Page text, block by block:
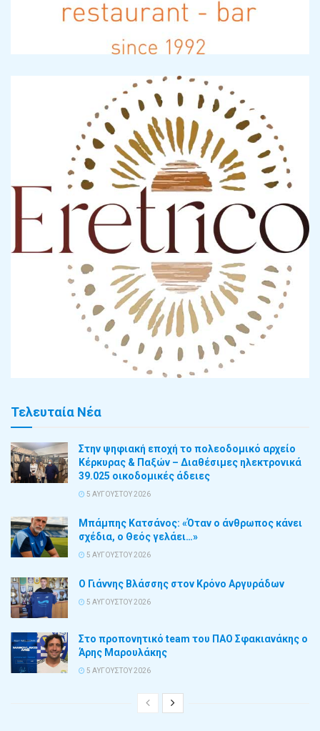
Τελευταία Νέα
Στην ψηφιακή εποχή το πολεοδομικό αρχείο
Κέρκυρας & Παξών – Διαθέσιμες ηλεκτρονικά
39.025 οικοδομικές άδειες
5 ΑΥΓΟΎΣΤΟΥ 2026
Μπάμπης Κατσάνος: «Όταν ο άνθρωπος κάνει
σχέδια, ο Θεός γελάει…»
5 ΑΥΓΟΎΣΤΟΥ 2026
Ο Γιάννης Βλάσσης στον Κρόνο Αργυράδων
5 ΑΥΓΟΎΣΤΟΥ 2026
Στο προπονητικό team του ΠΑΟ Σφακιανάκης ο
Άρης Μαρουλάκης
5 ΑΥΓΟΎΣΤΟΥ 2026